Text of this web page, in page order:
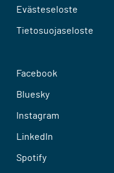
Evästeseloste
Tietosuojaseloste
Facebook
Bluesky
Instagram
LinkedIn
Spotify